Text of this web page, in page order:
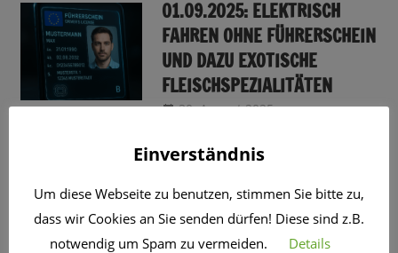
01.09.2025: ELEKTRISCH
FAHREN OHNE FÜHRERSCHEIN
UND DAZU EXOTISCHE
FLEISCHSPEZIALITÄTEN
30. August 2025 CRo
Sendungsinfo
THEMEN-SHOW
3. August 2025 CRo
Sendungsinfo
Einverständnis
Um diese Webseite zu benutzen, stimmen Sie bitte zu,
dass wir Cookies an Sie senden dürfen! Diese sind z.B.
notwendig um Spam zu vermeiden.
Details